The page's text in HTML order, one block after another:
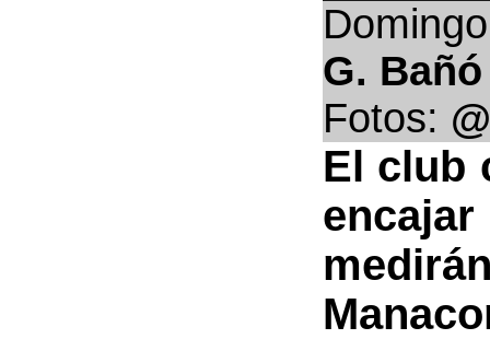
Domingo
G. Bañó
Fotos:
El club